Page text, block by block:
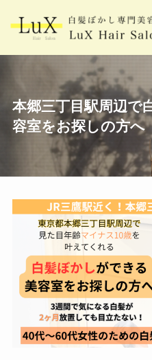
本郷三丁目駅周辺で
容室をお探しの方へ